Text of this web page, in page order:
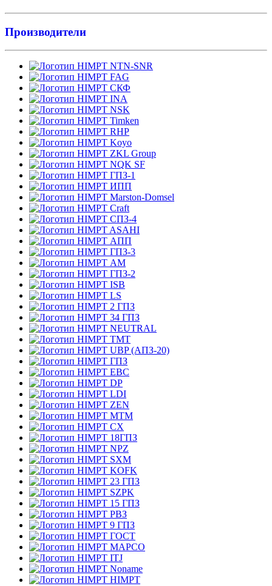
Производители
NTN-SNR
FAG
СКФ
INA
NSK
Timken
RHP
Koyo
ZKL Group
NQK SF
ГПЗ-1
ИПП
Marston-Domsel
Craft
СПЗ-4
ASAHI
АПП
ГПЗ-3
АМ
ГПЗ-2
ISB
LS
2 ГПЗ
34 ГПЗ
NEUTRAL
TMT
UBP (АПЗ-20)
ГПЗ
EBC
DP
LDI
ZEN
MTM
CX
18ГПЗ
NPZ
SXM
KOFK
23 ГПЗ
SZPK
15 ГПЗ
РВЗ
9 ГПЗ
ГОСТ
MAPCO
ITJ
Noname
HIMPT